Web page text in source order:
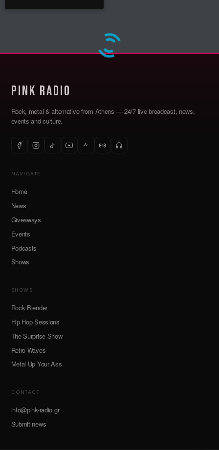
Pink Radio
Rock, metal & alternative from Athens — 24/7 live broadcast, news,
events and culture.
NAVIGATE
Home
News
Giveaways
Events
Podcasts
Shows
SHOWS
Rock Blender
Hip Hop Sessions
The Surprise Show
Retro Waves
Metal Up Your Ass
CONTACT
info@pink-radio.gr
Submit news